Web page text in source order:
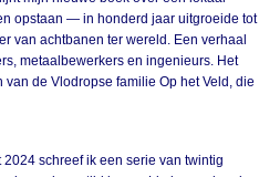
opstaan — in honderd jaar uitgroeide tot
van achtbanen ter wereld. Een verhaal
metaalbewerkers en ingenieurs. Het
van de Vlodropse familie Op het Veld, die
schreef ik een serie van twintig